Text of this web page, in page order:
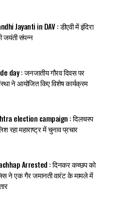
Jayanti in DAV : डीएवी में इंदिरा
जयंती संपन्न
day : जनजातीय गौरव दिवस पर
ने आयोजित किए विशेष कार्यक्रम
election campaign : दिलचस्प
रहा महाराष्ट्र में चुनाव प्रचार
Arrested : दिनकर कच्छप को
ने एक गैर जमानती वारंट के मामले में